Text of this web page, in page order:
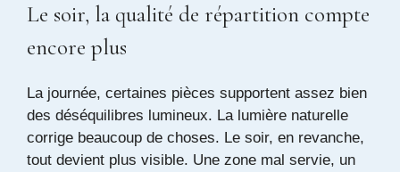
Le soir, la qualité de répartition compte
encore plus
La journée, certaines pièces supportent assez bien
des déséquilibres lumineux. La lumière naturelle
corrige beaucoup de choses. Le soir, en revanche,
tout devient plus visible. Une zone mal servie, un